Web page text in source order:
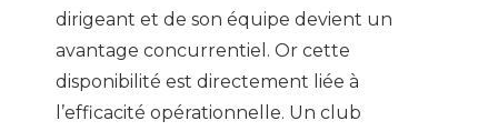
dirigeant et de son équipe devient un
avantage concurrentiel. Or cette
disponibilité est directement liée à
l’efficacité opérationnelle. Un club